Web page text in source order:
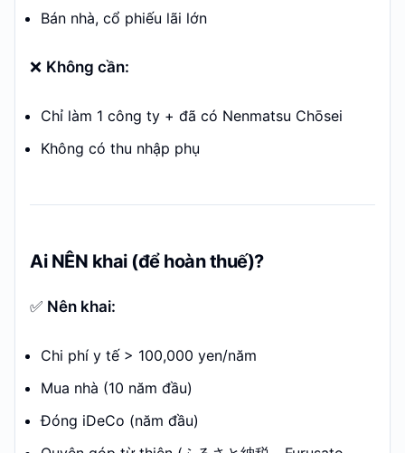
Bán nhà, cổ phiếu lãi lớn
❌ Không cần:
Chỉ làm 1 công ty + đã có Nenmatsu Chōsei
Không có thu nhập phụ
Ai NÊN khai (để hoàn thuế)?
✅ Nên khai:
Chi phí y tế > 100,000 yen/năm
Mua nhà (10 năm đầu)
Đóng iDeCo (năm đầu)